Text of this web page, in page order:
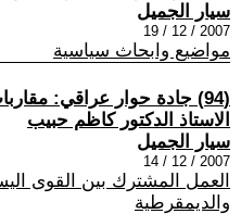
سيار الجميل
2007 / 12 / 19
مواضيع وابحاث سياسية
(94) جادة حوار عراقي:
الاستاذ الدكتور كاظم حبيب
سيار الجميل
2007 / 12 / 14
العمل المشترك بين القوى
والديمقرطية